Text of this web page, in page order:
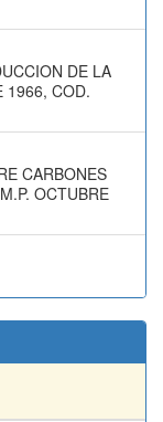
DE LA
1966, COD.
CARBONES
OCTUBRE